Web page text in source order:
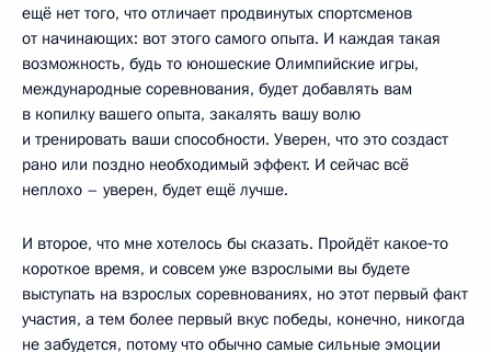
ещё нет того, что отличает продвинутых спортсменов
от начинающих: вот этого самого опыта. И каждая такая
возможность, будь то юношеские Олимпийские игры,
международные соревнования, будет добавлять вам
в копилку вашего опыта, закалять вашу волю
и тренировать ваши способности. Уверен, что это создаст
рано или поздно необходимый эффект. И сейчас всё
неплохо – уверен, будет ещё лучше.
И второе, что мне хотелось бы сказать. Пройдёт какое‑то
короткое время, и совсем уже взрослыми вы будете
выступать на взрослых соревнованиях, но этот первый факт
участия, а тем более первый вкус победы, конечно, никогда
не забудется, потому что обычно самые сильные эмоции